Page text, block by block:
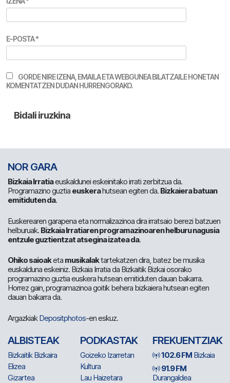
E-POSTA*
GORDE NIRE IZENA, EMAILA ETA WEBGUNEA BILATZAILE HONETAN
KOMENTATZEN DUDAN HURRENGORAKO.
NOR GARA
Bizkaia Irratiaeuskaldunei eskeinitako irrati zerbitzua da.
Programazino guztia euskerahutsean egiten da. Bizkaiera batuan
emitiduten da.
Euskerearen garapena eta normalizazinoa dira irratsaio berezi batzuen
helburuak. Bizkaia Irratiaren programazinoaren helburu nagusia
entzule guztientzat atsegina izatea da.
Ohiko saioaketa musikalaktartekatzen dira, batez be musika
euskalduna eskeiniz. Bizkaia Irratia da Bizkaitik Bizkai osorako
programazino guztia euskera hutsean emitiduten dauan bakarra.
Horrez gain, programazinoa goitik behera bizkaiera hutsean egiten
dauan bakarra da.
ArgazkiakDepositphotos-en eskuz.
ALBISTEAK
Bizkaitik Bizkaira
Elizea
Gizartea
PODKASTAK
Goizeko Izarretan
Kultura
Lau Haizetara
FREKUENTZIAK
102.6 FM Bizkaia
91.9 FM
Durangaldea